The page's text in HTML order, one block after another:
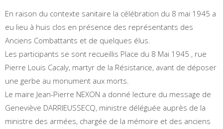
En raison du contexte sanitaire la célébration du 8 mai 1945 a
eu lieu à huis clos en présence des représentants des
Anciens Combattants et de quelques élus.
Les participants se sont recueillis Place du 8 Mai 1945 , rue
Pierre Louis Cacaly, martyr de la Résistance, avant de déposer
une gerbe au monument aux morts.
Le maire Jean-Pierre NEXON a donné lecture du message de
Geneviève DARRIEUSSECQ, ministre déléguée auprès de la
ministre des armées, chargée de la mémoire et des anciens